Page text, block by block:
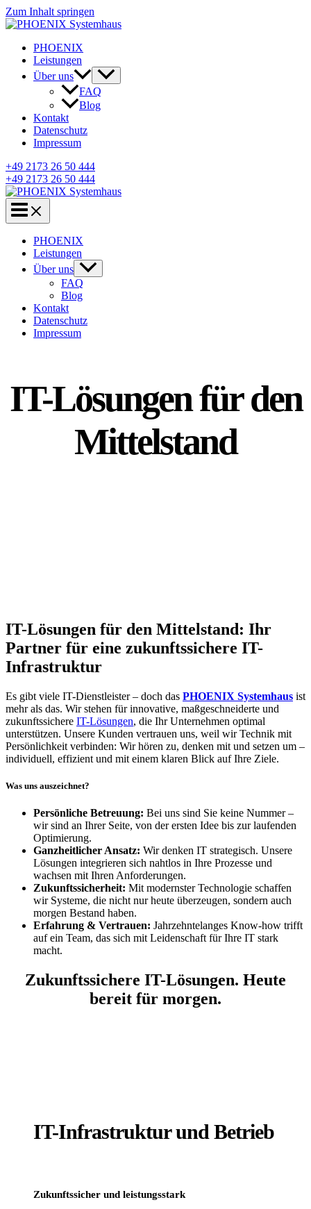
Zum Inhalt springen
PHOENIX
Leistungen
Über uns
FAQ
Blog
Kontakt
Datenschutz
Impressum
+49 2173 26 50 444
+49 2173 26 50 444
PHOENIX
Leistungen
Über uns
FAQ
Blog
Kontakt
Datenschutz
Impressum
IT-Lösungen für den
Mittelstand
IT-Lösungen für den Mittelstand: Ihr
Partner für eine zukunftssichere IT-
Infrastruktur
Es gibt viele IT-Dienstleister – doch das PHOENIX Systemhaus ist
mehr als das. Wir stehen für innovative, maßgeschneiderte und
zukunftssichere IT-Lösungen, die Ihr Unternehmen optimal
unterstützen. Unsere Kunden vertrauen uns, weil wir Technik mit
Persönlichkeit verbinden: Wir hören zu, denken mit und setzen um –
individuell, effizient und mit einem klaren Blick auf Ihre Ziele.
Was uns auszeichnet?
Persönliche Betreuung: Bei uns sind Sie keine Nummer –
wir sind an Ihrer Seite, von der ersten Idee bis zur laufenden
Optimierung.
Ganzheitlicher Ansatz: Wir denken IT strategisch. Unsere
Lösungen integrieren sich nahtlos in Ihre Prozesse und
wachsen mit Ihren Anforderungen.
Zukunftssicherheit: Mit modernster Technologie schaffen
wir Systeme, die nicht nur heute überzeugen, sondern auch
morgen Bestand haben.
Erfahrung & Vertrauen: Jahrzehntelanges Know-how trifft
auf ein Team, das sich mit Leidenschaft für Ihre IT stark
macht.
Zukunftssichere IT-Lösungen. Heute
bereit für morgen.
IT-Infrastruktur und Betrieb
Zukunftssicher und leistungsstark